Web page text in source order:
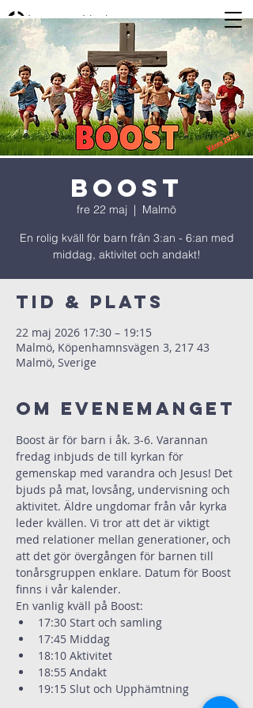
BOOST
fre 22 maj
  |
Malmö
En rolig kväll för barn från 3:an - 6:an med
middag, aktivitet och andakt!
Tid & Plats
22 maj 2026 17:30 – 19:15
Malmö, Köpenhamnsvägen 3, 217 43
Malmö, Sverige
Om evenemanget
Boost är för barn i åk. 3-6. Varannan
fredag inbjuds de till kyrkan för
gemenskap med varandra och Jesus! Det
bjuds på mat, lovsång, undervisning och
aktivitet. Äldre ungdomar från vår kyrka
leder kvällen. Vi tror att det är viktigt
med relationer mellan generationer, och
att det gör övergången för barnen till
tonårsgruppen enklare. Datum för Boost
finns i vår kalender.
En vanlig kväll på Boost:
17:30 Start och samling
17:45 Middag
18:10 Aktivitet
18:55 Andakt
19:15 Slut och Upphämtning